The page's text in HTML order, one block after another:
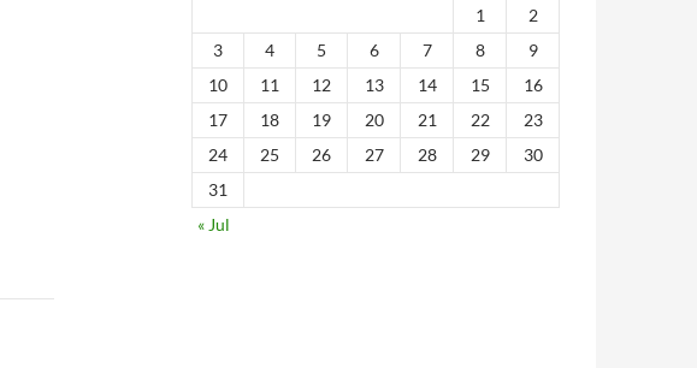
1
2
3
4 5 6 7 8
9
10
11 12 13 14 15
16
17
18 19 20 21 22
23
24
25 26 27 28 29
30
31
« Jul